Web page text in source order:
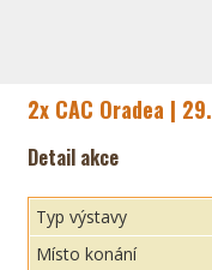
2x CAC Oradea |
Detail akce
Typ výstavy
Místo konání